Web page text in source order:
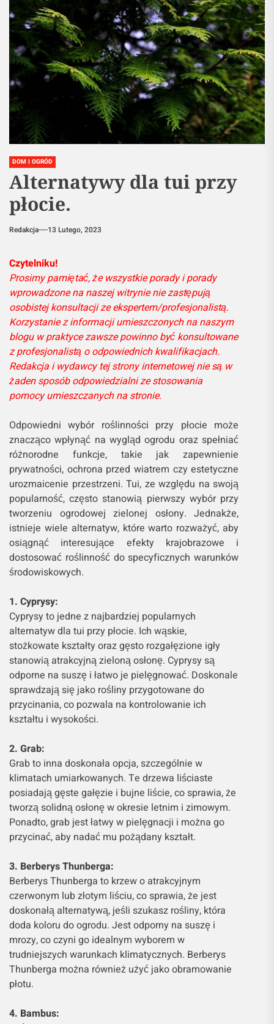
DOM I OGRÓD
Alternatywy dla tui przy
płocie.
Redakcja 13 Lutego, 2023
Czytelniku!
Prosimy pamiętać, że wszystkie porady i porady
wprowadzone na naszej witrynie nie zastępują
osobistej konsultacji ze ekspertem/profesjonalistą.
Korzystanie z informacji umieszczonych na naszym
blogu w praktyce zawsze powinno być konsultowane
z profesjonalistą o odpowiednich kwalifikacjach.
Redakcja i wydawcy tej strony internetowej nie są w
żaden sposób odpowiedzialni ze stosowania
pomocy umieszczanych na stronie.
Odpowiedni wybór roślinności przy płocie może
znacząco wpłynąć na wygląd ogrodu oraz spełniać
różnorodne funkcje, takie jak zapewnienie
prywatności, ochrona przed wiatrem czy estetyczne
urozmaicenie przestrzeni. Tui, ze względu na swoją
popularność, często stanowią pierwszy wybór przy
tworzeniu ogrodowej zielonej osłony. Jednakże,
istnieje wiele alternatyw, które warto rozważyć, aby
osiągnąć interesujące efekty krajobrazowe i
dostosować roślinność do specyficznych warunków
środowiskowych.
1. Cyprysy:
Cyprysy to jedne z najbardziej popularnych
alternatyw dla tui przy płocie. Ich wąskie,
stożkowate kształty oraz gęsto rozgałęzione igły
stanowią atrakcyjną zieloną osłonę. Cyprysy są
odporne na suszę i łatwo je pielęgnować. Doskonale
sprawdzają się jako rośliny przygotowane do
przycinania, co pozwala na kontrolowanie ich
kształtu i wysokości.
2. Grab:
Grab to inna doskonała opcja, szczególnie w
klimatach umiarkowanych. Te drzewa liściaste
posiadają gęste gałęzie i bujne liście, co sprawia, że
tworzą solidną osłonę w okresie letnim i zimowym.
Ponadto, grab jest łatwy w pielęgnacji i można go
przycinać, aby nadać mu pożądany kształt.
3. Berberys Thunberga:
Berberys Thunberga to krzew o atrakcyjnym
czerwonym lub złotym liściu, co sprawia, że jest
doskonałą alternatywą, jeśli szukasz rośliny, która
doda koloru do ogrodu. Jest odporny na suszę i
mrozy, co czyni go idealnym wyborem w
trudniejszych warunkach klimatycznych. Berberys
Thunberga można również użyć jako obramowanie
płotu.
4. Bambus: